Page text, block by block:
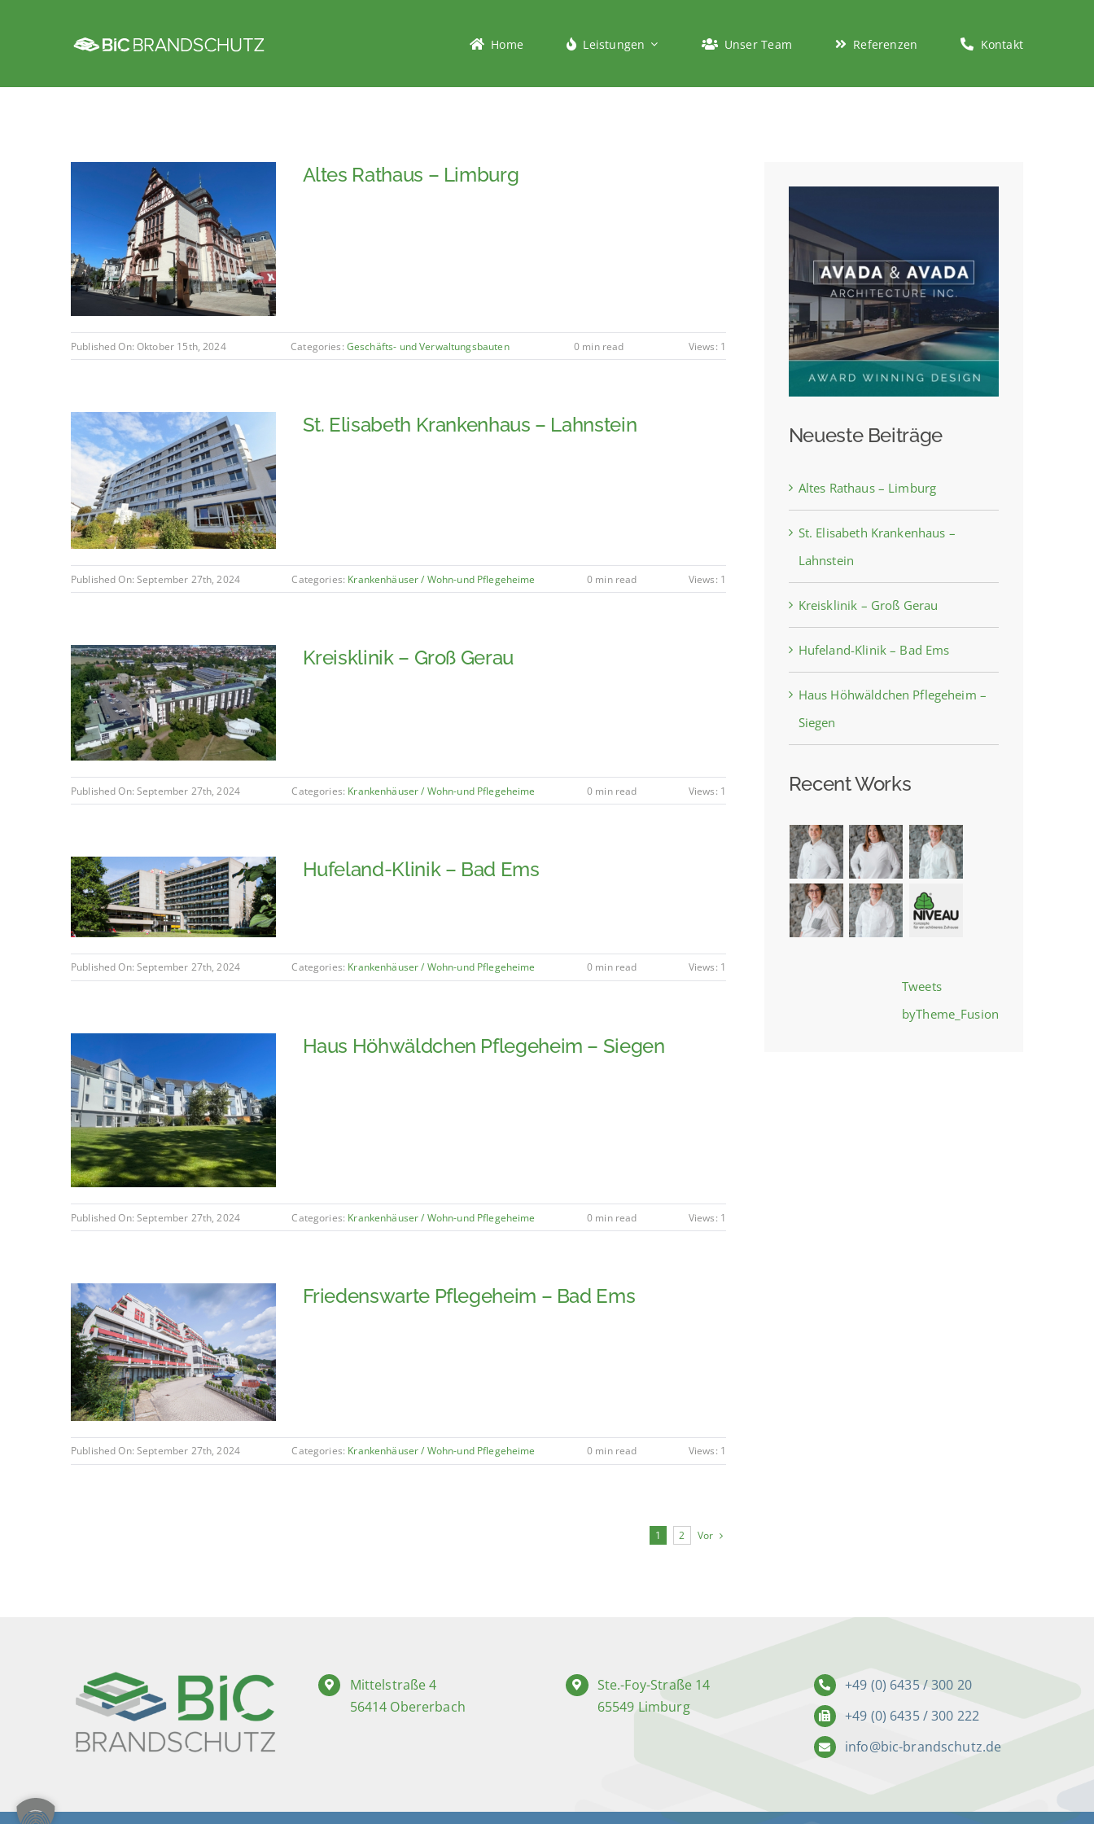
Home Leistungen Unser Team Referenzen Kontakt
Altes Rathaus – Limburg
Published On: Oktober 15th, 2024 Categories: Geschäfts- und Verwaltungsbauten 0 min read Views: 1
St. Elisabeth Krankenhaus – Lahnstein
Published On: September 27th, 2024 Categories: Krankenhäuser / Wohn-und Pflegeheime 0 min read Views: 1
Kreisklinik – Groß Gerau
Published On: September 27th, 2024 Categories: Krankenhäuser / Wohn-und Pflegeheime 0 min read Views: 1
Hufeland-Klinik – Bad Ems
Published On: September 27th, 2024 Categories: Krankenhäuser / Wohn-und Pflegeheime 0 min read Views: 1
Haus Höhwäldchen Pflegeheim – Siegen
Published On: September 27th, 2024 Categories: Krankenhäuser / Wohn-und Pflegeheime 0 min read Views: 1
Friedenswarte Pflegeheim – Bad Ems
Published On: September 27th, 2024 Categories: Krankenhäuser / Wohn-und Pflegeheime 0 min read Views: 1
1 2 Vor
Neueste Beiträge
Altes Rathaus – Limburg
St. Elisabeth Krankenhaus –
Lahnstein
Kreisklinik – Groß Gerau
Hufeland-Klinik – Bad Ems
Haus Höhwäldchen Pflegeheim –
Siegen
Recent Works
Tweets
byTheme_Fusion
Mittelstraße 4
56414 Obererbach
Ste.-Foy-Straße 14
65549 Limburg
+49 (0) 6435 / 300 20
+49 (0) 6435 / 300 222
info@bic-brandschutz.de